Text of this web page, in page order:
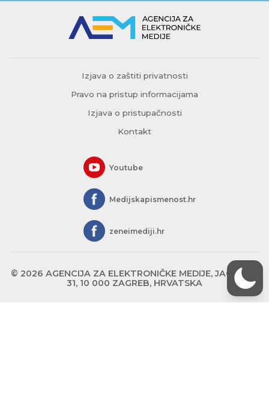
Izjava o zaštiti privatnosti
Pravo na pristup informacijama
Izjava o pristupačnosti
Kontakt
Youtube
Medijskapismenost.hr
zeneimediji.hr
© 2026 AGENCIJA ZA ELEKTRONIČKE MEDIJE, JAGIĆEVA
31, 10 000 ZAGREB, HRVATSKA